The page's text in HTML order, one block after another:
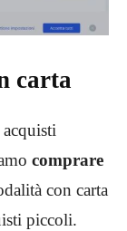
carta
comprare
con carta
piccoli.